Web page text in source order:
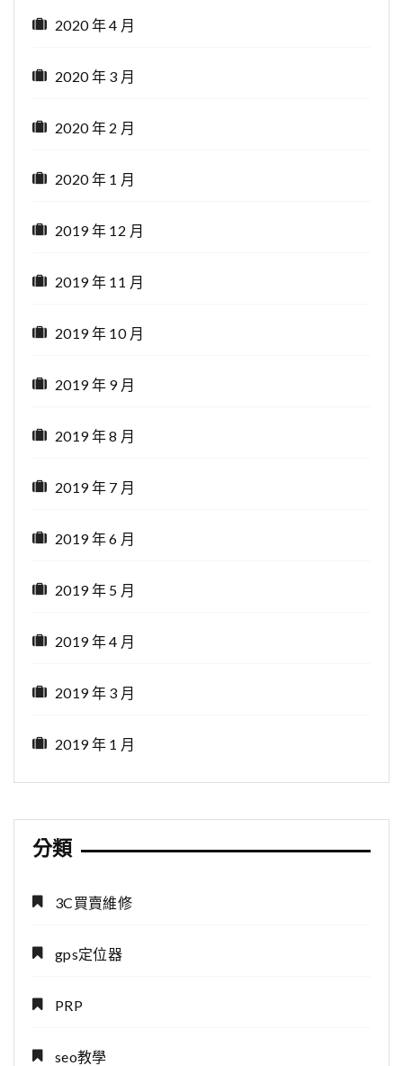
2020 年 4 月
2020 年 3 月
2020 年 2 月
2020 年 1 月
2019 年 12 月
2019 年 11 月
2019 年 10 月
2019 年 9 月
2019 年 8 月
2019 年 7 月
2019 年 6 月
2019 年 5 月
2019 年 4 月
2019 年 3 月
2019 年 1 月
分類
3C買賣維修
gps定位器
PRP
seo教學